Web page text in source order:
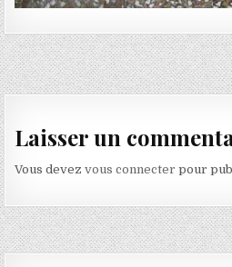
Navigation de
Laisser un
Vous devezvous connecter pour